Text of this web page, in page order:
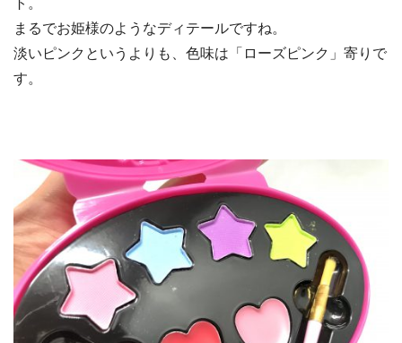
ト。
まるでお姫様のようなディテールですね。
淡いピンクというよりも、色味は「ローズピンク」寄りで
す。